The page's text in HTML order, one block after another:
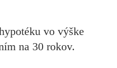
vo výške
na 30 rokov.